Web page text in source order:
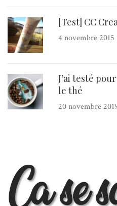
[Test] CC
4 novembre 2015
J’ai testé
le thé
20 novembre